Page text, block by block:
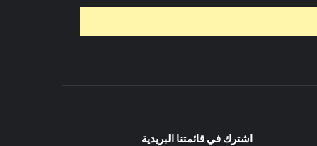
اشترك في قائمتنا البريدية